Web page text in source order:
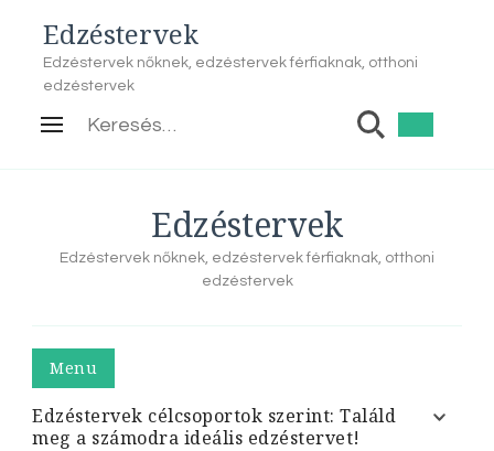
Edzéstervek
Edzéstervek nőknek, edzéstervek férfiaknak, otthoni
edzéstervek
Keresés:
Edzéstervek
Edzéstervek nőknek, edzéstervek férfiaknak, otthoni
edzéstervek
Menu
Edzéstervek célcsoportok szerint: Találd
meg a számodra ideális edzéstervet!